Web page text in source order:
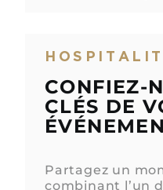
CONFIEZ-
CLÉS DE
Partagez un
combinant l’un